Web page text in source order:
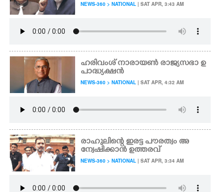
NEWS-360 > NATIONAL | SAT APR, 3:43 AM
ഹരിവംശ് നാരായൺ രാജ്യസഭാ ഉ
പാദ്ധ്യക്ഷൻ
NEWS-360 > NATIONAL | SAT APR, 4:32 AM
രാഹുലിന്റെ ഇരട്ട പൗരത്വം അ
ന്വേഷിക്കാൻ ഉത്തരവ്
NEWS-360 > NATIONAL | SAT APR, 3:34 AM